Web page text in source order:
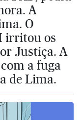
A
O
irritou os
Justiça. A
a fuga
de Lima.